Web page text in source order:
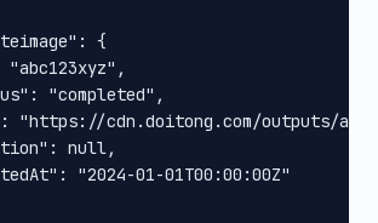
{
"abc123xyz",
"completed",
"https://cdn.doitong.com/outputs/
null,
"2024-01-01T00:00:00Z"